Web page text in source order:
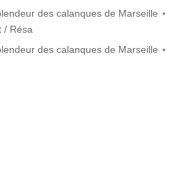
des calanques de Marseille ⋆
/ Résa
des calanques de Marseille ⋆